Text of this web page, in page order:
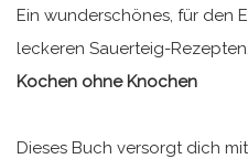
Ein wunderschönes, für den
leckeren Sauerteig-Rezepten.
Kochen ohne Knochen
Dieses Buch versorgt dich